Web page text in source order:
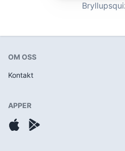
OM OSS
Kontakt
APPER